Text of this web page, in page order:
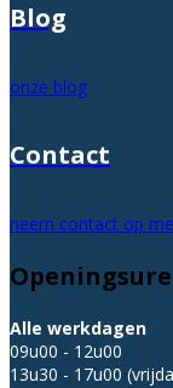
Blog
onze blog
Contact
neem contact op
Alle werkdagen
09u00 - 12u00
13u30 - 17u00